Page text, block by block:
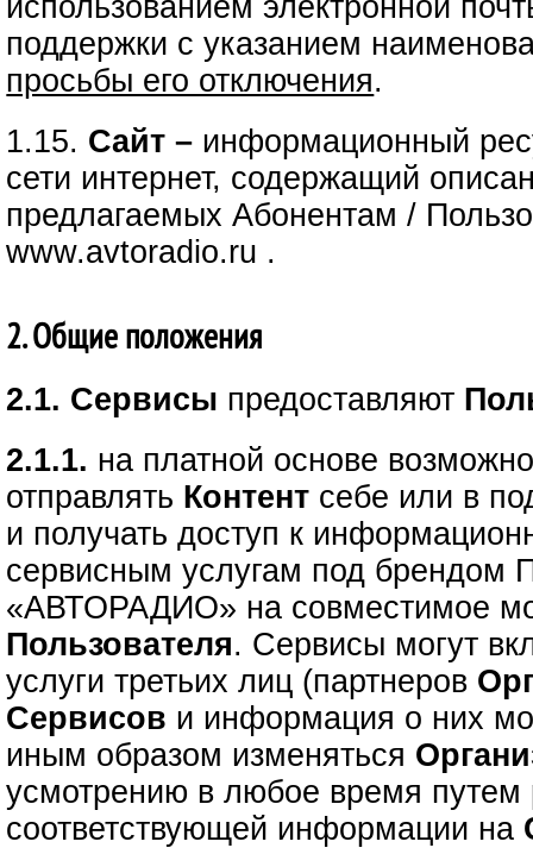
использованием электронной
поддержки с указанием
просьбы его отключения.
1.15. Сайт – информационный
сети интернет, содержащий
предлагаемых Абонентам /
www.avtoradio.ru .
2. Общие положения
2.1. Сервисы предоставляют
2.1.1. на платной основе
отправлять Контент себе или в
и получать доступ к
сервисным услугам под брендом
«АВТОРАДИО» на совместимое
Пользователя. Сервисы могут
услуги третьих лиц (партнеров
Сервисов и информация о них
иным образом изменяться
усмотрению в любое время
соответствующей информации на